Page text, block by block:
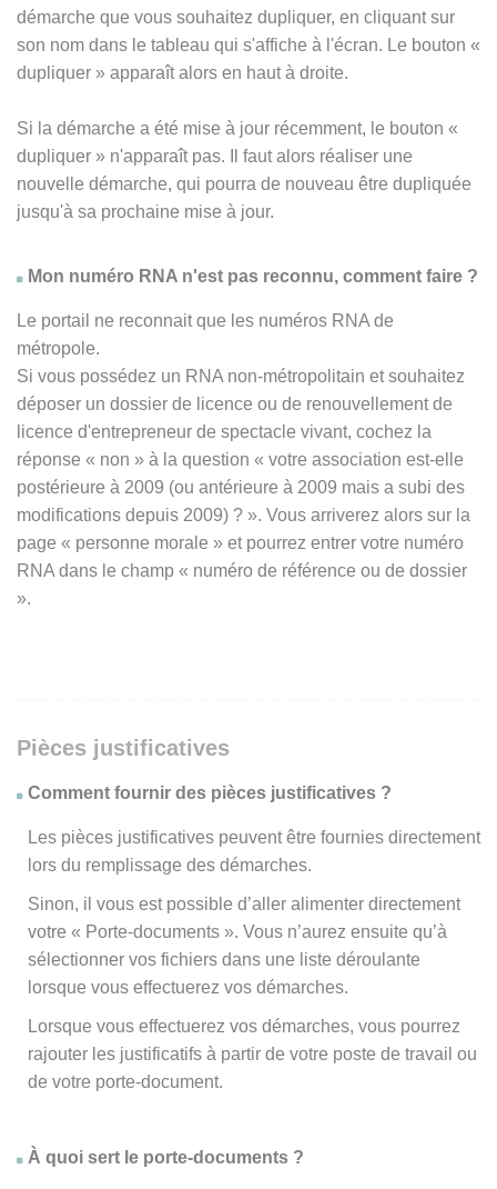
démarche que vous souhaitez dupliquer, en cliquant sur
son nom dans le tableau qui s'affiche à l'écran. Le bouton «
dupliquer » apparaît alors en haut à droite.
Si la démarche a été mise à jour récemment, le bouton «
dupliquer » n'apparaît pas. Il faut alors réaliser une
nouvelle démarche, qui pourra de nouveau être dupliquée
jusqu'à sa prochaine mise à jour.
Mon numéro RNA n'est pas reconnu, comment faire ?
Le portail ne reconnait que les numéros RNA de
métropole.
Si vous possédez un RNA non-métropolitain et souhaitez
déposer un dossier de licence ou de renouvellement de
licence d'entrepreneur de spectacle vivant, cochez la
réponse « non » à la question « votre association est-elle
postérieure à 2009 (ou antérieure à 2009 mais a subi des
modifications depuis 2009) ? ». Vous arriverez alors sur la
page « personne morale » et pourrez entrer votre numéro
RNA dans le champ « numéro de référence ou de dossier
».
Pièces justificatives
Comment fournir des pièces justificatives ?
Les pièces justificatives peuvent être fournies directement
lors du remplissage des démarches.
Sinon, il vous est possible d’aller alimenter directement
votre « Porte-documents ». Vous n’aurez ensuite qu’à
sélectionner vos fichiers dans une liste déroulante
lorsque vous effectuerez vos démarches.
Lorsque vous effectuerez vos démarches, vous pourrez
rajouter les justificatifs à partir de votre poste de travail ou
de votre porte-document.
À quoi sert le porte-documents ?